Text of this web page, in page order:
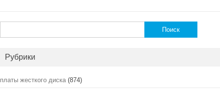
Рубрики
платы жесткого диска (874)